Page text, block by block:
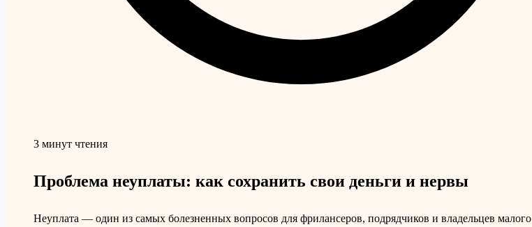
3 минут чтения
Проблема неуплаты: как сохранить свои деньги и нервы
Неуплата — один из самых болезненных вопросов для фрилансеров, подрядчиков и владельцев малого